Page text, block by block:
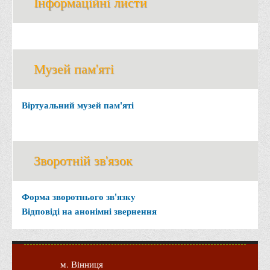
Офіційний сайт університету
Відеогалерея
Музей пам'яті
Віртуальний музей пам'яті
Зворотній зв'язок
Форма зворотнього зв'язку
Відповіді на анонімні звернення
м. Вінниця